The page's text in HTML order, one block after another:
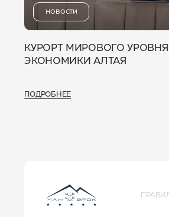
НОВОСТИ
КУРОРТ МИРОВОГО
ЭКОНОМИКИ АЛТАЯ
ПОДРОБНЕЕ